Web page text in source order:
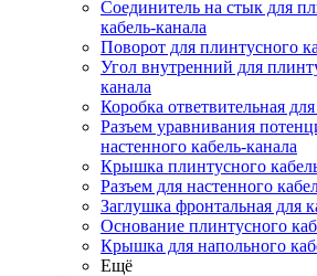
Соединитель на стык для
кабель-канала
Поворот для плинтусного
Угол внутренний для
канала
Коробка ответвительная
Разъем уравнивания
настенного кабель-канала
Крышка плинтусного
Разъем для настенного
Заглушка фронтальная для
Основание плинтусного
Крышка для напольного
Ещё